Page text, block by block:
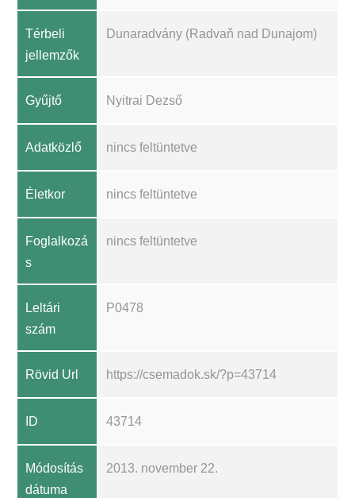
Térbeli
jellemzők
Dunaradvány (Radvaň nad Dunajom)
Gyűjtő Nyitrai Dezső
Adatközlő nincs feltüntetve
Életkor nincs feltüntetve
Foglalkozá
s
nincs feltüntetve
Leltári
szám
P0478
Rövid Url https://csemadok.sk/?p=43714
ID 43714
Módosítás
dátuma
2013. november 22.